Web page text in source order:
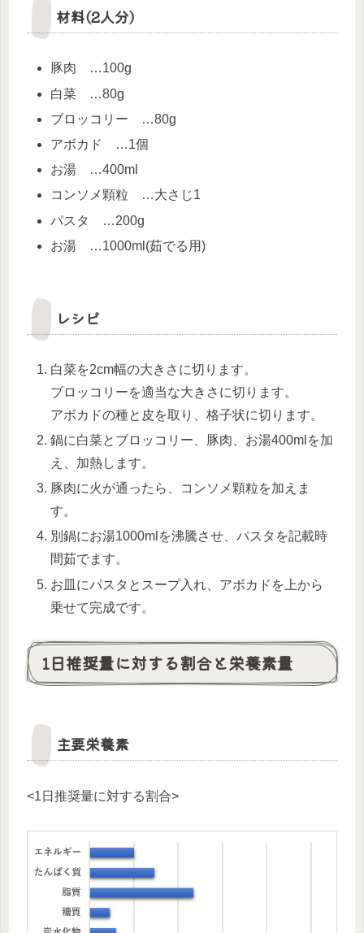
材料(2人分)
豚肉 …100g
白菜 …80g
ブロッコリー …80g
アボカド …1個
お湯 …400ml
コンソメ顆粒 …大さじ1
パスタ …200g
お湯 …1000ml(茹でる用)
レシピ
白菜を2cm幅の大きさに切ります。
ブロッコリーを適当な大きさに切ります。
アボカドの種と皮を取り、格子状に切ります。
鍋に白菜とブロッコリー、豚肉、お湯400mlを加
え、加熱します。
豚肉に火が通ったら、コンソメ顆粒を加えま
す。
別鍋にお湯1000mlを沸騰させ、パスタを記載時
間茹でます。
お皿にパスタとスープ入れ、アボカドを上から
乗せて完成です。
1日推奨量に対する割合と栄養素量
主要栄養素
<1日推奨量に対する割合>